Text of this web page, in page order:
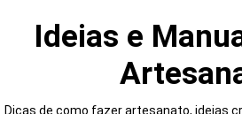
Ideias e
Dicas de como fazer artesanato, ideias